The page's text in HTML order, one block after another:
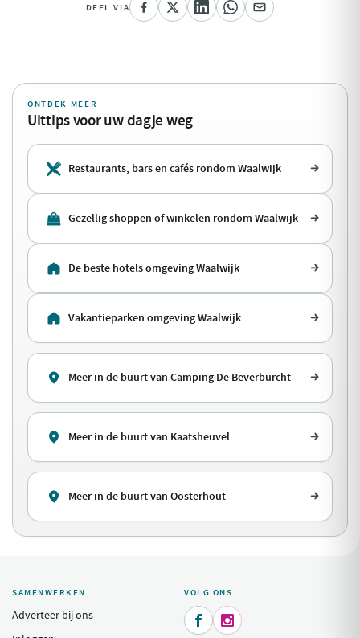
DEEL VIA
ONTDEK MEER
Uittips voor uw dagje weg
Restaurants, bars en cafés rondom Waalwijk
Gezellig shoppen of winkelen rondom Waalwijk
De beste hotels omgeving Waalwijk
Vakantieparken omgeving Waalwijk
Meer in de buurt van Camping De Beverburcht
Meer in de buurt van Kaatsheuvel
Meer in de buurt van Oosterhout
SAMENWERKEN
Adverteer bij ons
VOLG ONS
 